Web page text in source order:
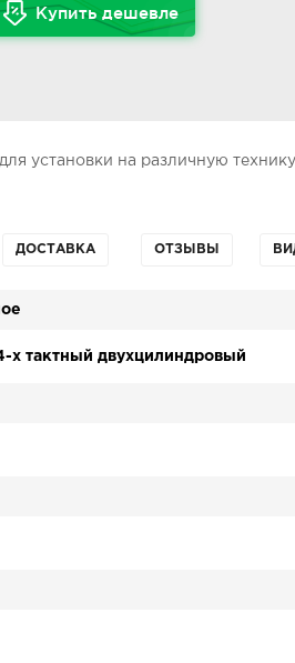
Купить дешевле
установки на различную
ДОСТАВКА ОТЗЫВЫ
х тактный двухцилиндровый